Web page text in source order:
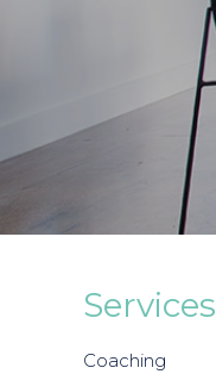
Services
Coaching